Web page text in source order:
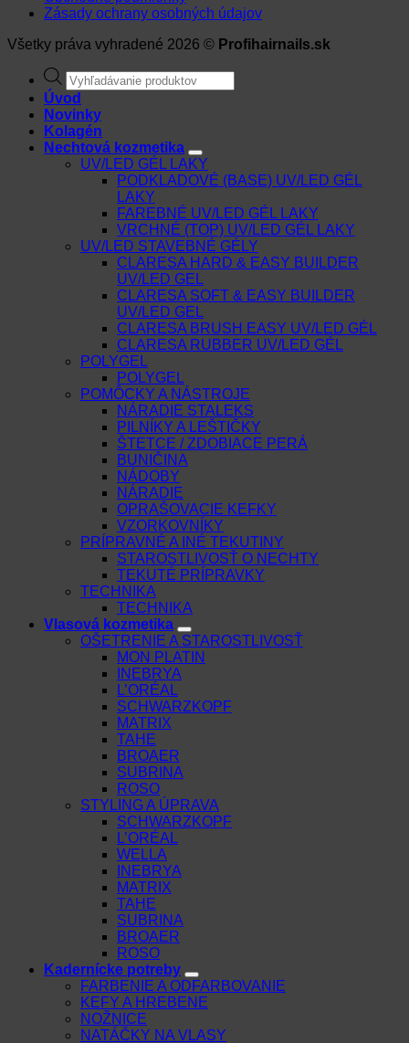
Zásady ochrany osobných údajov
Všetky práva vyhradené 2026 © Profihairnails.sk
Products
search
Úvod
Novinky
Kolagén
Nechtová kozmetika
UV/LED GÉL LAKY
PODKLADOVÉ (BASE) UV/LED GÉL
LAKY
FAREBNÉ UV/LED GÉL LAKY
VRCHNÉ (TOP) UV/LED GÉL LAKY
UV/LED STAVEBNÉ GÉLY
CLARESA HARD & EASY BUILDER
UV/LED GEL
CLARESA SOFT & EASY BUILDER
UV/LED GEL
CLARESA BRUSH EASY UV/LED GÉL
CLARESA RUBBER UV/LED GÉL
POLYGEL
POLYGEL
POMÔCKY A NÁSTROJE
NÁRADIE STALEKS
PILNÍKY A LEŠTIČKY
ŠTETCE / ZDOBIACE PERÁ
BUNIČINA
NÁDOBY
NÁRADIE
OPRAŠOVACIE KEFKY
VZORKOVNÍKY
PRÍPRAVNÉ A INÉ TEKUTINY
STAROSTLIVOSŤ O NECHTY
TEKUTÉ PRÍPRAVKY
TECHNIKA
TECHNIKA
Vlasová kozmetika
OŠETRENIE A STAROSTLIVOSŤ
MON PLATIN
INEBRYA
L’ORÉAL
SCHWARZKOPF
MATRIX
TAHE
BROAER
SUBRINA
ROSO
STYLING A ÚPRAVA
SCHWARZKOPF
L’ORÉAL
WELLA
INEBRYA
MATRIX
TAHE
SUBRINA
BROAER
ROSO
Kadernícke potreby
FARBENIE A ODFARBOVANIE
KEFY A HREBENE
NOŽNICE
NATÁČKY NA VLASY